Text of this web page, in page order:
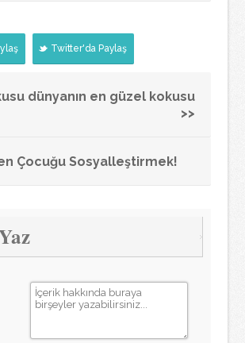
Twitter'da Paylaş
dünyanın en güzel kokusu
>>
Çocuğu Sosyalleştirmek!